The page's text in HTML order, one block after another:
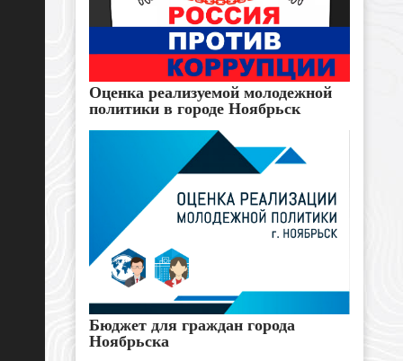
Оценка реализуемой молодежной
политики в городе Ноябрьск
Бюджет для граждан города
Ноябрьска